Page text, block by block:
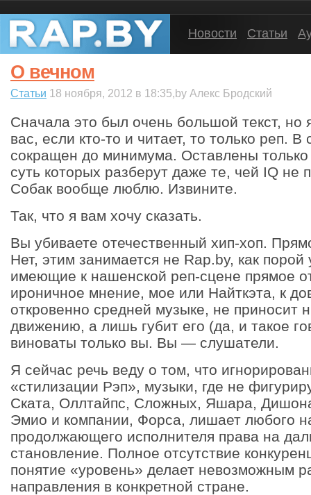
Новости Статьи
О вечном
Статьи 18 ноября, 2012 в 18:35,by Алекс Бродский
Сначала это был очень большой текст, но
вас, если кто-то и читает, то только реп. В
сокращен до минимума. Оставлены
суть которых разберут даже те, чей IQ не
Собак вообще люблю. Извините.
Так, что я вам хочу сказать.
Вы убиваете отечественный хип-хоп.
Нет, этим занимается не Rap.by, как
имеющие к нашенской реп-сцене прямое
ироничное мнение, мое или Найткэта, к
откровенно средней музыке, не приносит
движению, а лишь губит его (да, и такое
виноваты только вы. Вы — слушатели.
Я сейчас речь веду о том, что
«стилизации Рэп», музыки, где не
Ската, Оллтайпс, Сложных, Яшара,
Эмио и компании, Форса, лишает любого
продолжающего исполнителя права на
становление. Полное отсутствие
понятие «уровень» делает невозможным
направления в конкретной стране.